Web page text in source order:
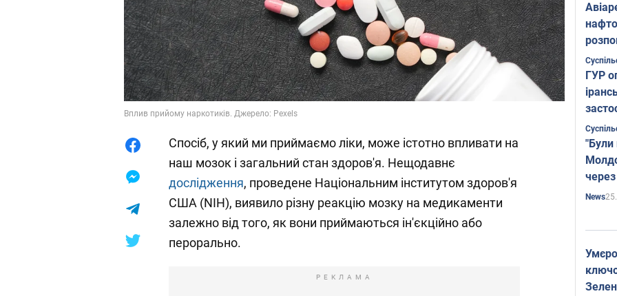
Вплив прийому наркотиків. Джерело: Pexels
Спосіб, у який ми приймаємо ліки, може істотно впливати на
наш мозок і загальний стан здоров'я. Нещодавнє
дослідження, проведене Національним інститутом здоров'я
США (NIH), виявило різну реакцію мозку на медикаменти
залежно від того, як вони приймаються ін'єкційно або
перорально.
РЕКЛАМА
ГУР
"Були
News